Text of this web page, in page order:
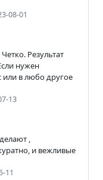
08-01
Результат
нужен
в любо другое
13
,
и вежливые
11